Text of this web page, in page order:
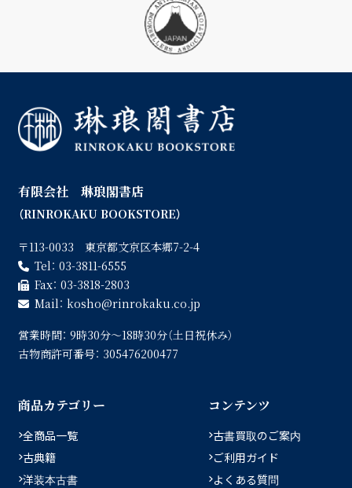
有限会社 琳琅閣書店
（RINROKAKU BOOKSTORE）
〒113-0033 東京都文京区本郷7-2-4
Tel： 03-3811-6555
Fax： 03-3818-2803
Mail： kosho
rinrokaku.co.jp
営業時間： 9時30分〜18時30分（土日祝休み）
古物商許可番号： 305476200477
商品カテゴリー
全商品一覧
古典籍
洋装本古書
コンテンツ
古書買取のご案内
ご利用ガイド
よくある質問